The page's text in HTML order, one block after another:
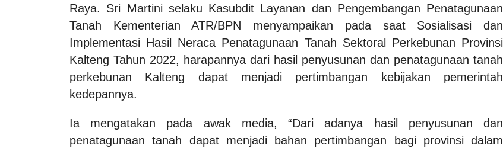
Raya. Sri Martini selaku Kasubdit Layanan dan Pengembangan Penatagunaan
Tanah Kementerian ATR/BPN menyampaikan pada saat Sosialisasi dan
Implementasi Hasil Neraca Penatagunaan Tanah Sektoral Perkebunan Provinsi
Kalteng Tahun 2022, harapannya dari hasil penyusunan dan penatagunaan tanah
perkebunan Kalteng dapat menjadi pertimbangan kebijakan pemerintah
kedepannya.
Ia mengatakan pada awak media, “Dari adanya hasil penyusunan dan
penatagunaan tanah dapat menjadi bahan pertimbangan bagi provinsi dalam